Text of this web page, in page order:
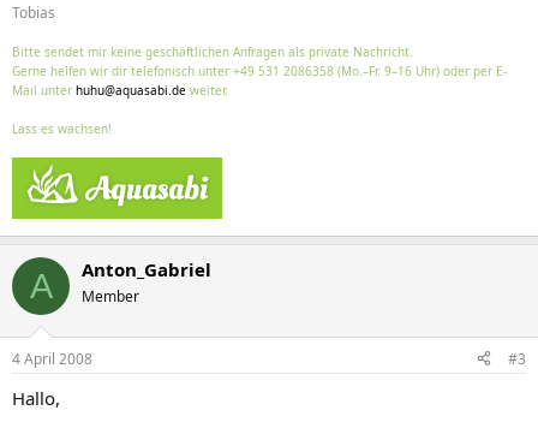
Tobias
Bitte sendet mir keine geschäftlichen Anfragen als private Nachricht.
Gerne helfen wir dir telefonisch unter +49 531 2086358 (Mo.–Fr. 9–16 Uhr) oder per E-
Mail unter huhu@aquasabi.de weiter.
Lass es wachsen!
A Anton_Gabriel
Member
4 April 2008 #3
Hallo,